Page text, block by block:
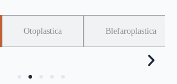
Otoplastica Blefaroplastica